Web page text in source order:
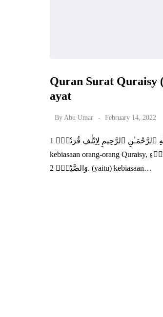
Quran Surat Quraisy
ayat
By Abu Umar February 14, 2022
بِسْمِ ٱللَّهِ ٱلرَّحْمَـٰنِ ٱلرَّحِيمِ لِاِيْلٰفِ قُرَيْشٍۙ 1. Karena
kebiasaan orang-orang Quraisy, اٖلٰفِهِمْ رِحْلَةَ الشِّتَاۤءِ
وَالصَّيْفِۚ 2. (yaitu) kebiasaan…